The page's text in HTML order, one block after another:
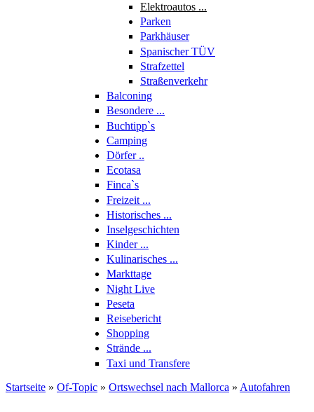
Elektroautos ...
Parken
Parkhäuser
Spanischer TÜV
Strafzettel
Straßenverkehr
Balconing
Besondere ...
Buchtipp`s
Camping
Dörfer ..
Ecotasa
Finca`s
Freizeit ...
Historisches ...
Inselgeschichten
Kinder ...
Kulinarisches ...
Markttage
Night Live
Peseta
Reisebericht
Shopping
Strände ...
Taxi und Transfere
Startseite » Of-Topic » Ortswechsel nach Mallorca » Autofahren